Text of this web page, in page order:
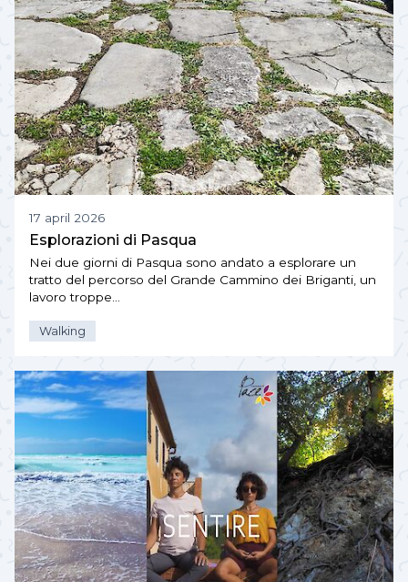
17 april 2026
Esplorazioni di Pasqua
Nei due giorni di Pasqua sono andato a esplorare un
tratto del percorso del Grande Cammino dei Briganti, un
lavoro troppe…
Walking